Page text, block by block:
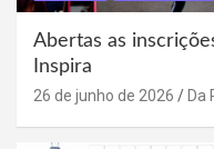
Abertas as
Inspira
26 de junho de 2026 Da